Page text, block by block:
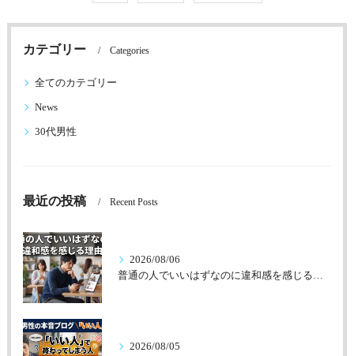
カテゴリー Categories
全てのカテゴリー
News
30代男性
最近の投稿 Recent Posts
2026/08/06
普通の人でいいはずなのに違和感を感じる理由
2026/08/05